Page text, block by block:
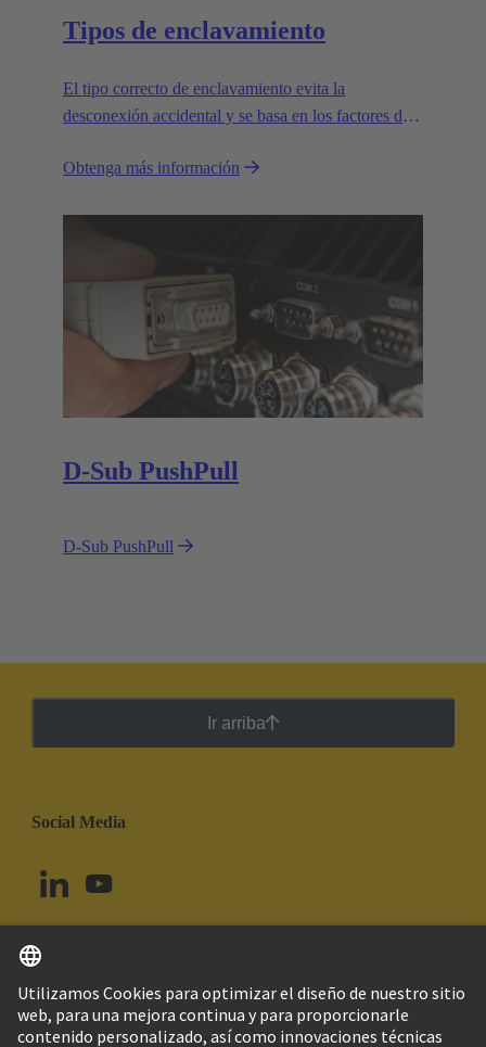
Tipos de enclavamiento
El tipo correcto de enclavamiento evita la
desconexión accidental y se basa en los factores de
Obtenga más información
D-Sub PushPull
D-Sub PushPull
Ir arriba
Social Media
Brasil Español